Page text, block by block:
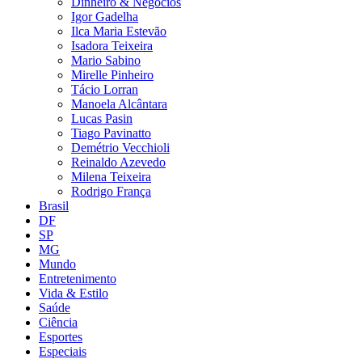
Igor Gadelha
Ilca Maria Estevão
Isadora Teixeira
Mario Sabino
Mirelle Pinheiro
Tácio Lorran
Manoela Alcântara
Lucas Pasin
Tiago Pavinatto
Demétrio Vecchioli
Reinaldo Azevedo
Milena Teixeira
Rodrigo França
Brasil
DF
SP
MG
Mundo
Entretenimento
Vida & Estilo
Saúde
Ciência
Esportes
Especiais